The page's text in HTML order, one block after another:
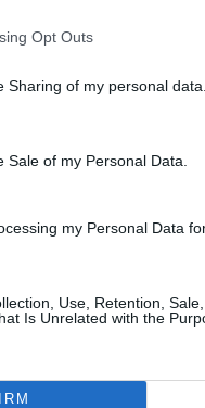
Opt Outs
Sharing of my personal data.
of my Personal Data.
my Personal Data
Use, Retention,
Is Unrelated with the